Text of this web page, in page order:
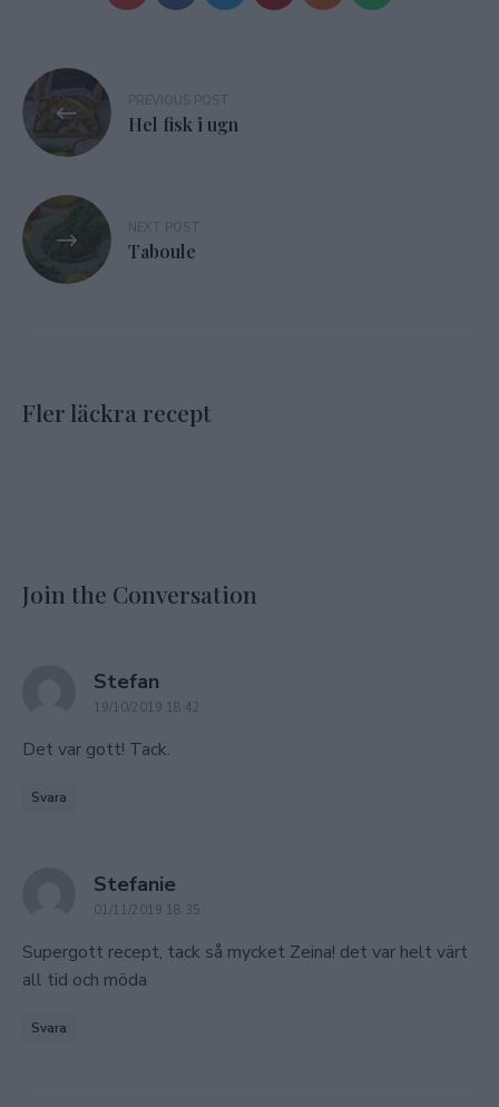
Inläggsnavigering
Hel fisk i ugn
Taboule
Fler läckra recept
Join the Conversation
Stefan
19/10/2019 18:42
Det var gott! Tack.
Svara
Stefanie
01/11/2019 18:35
Supergott recept, tack så mycket Zeina! det var helt värt
all tid och möda
Svara